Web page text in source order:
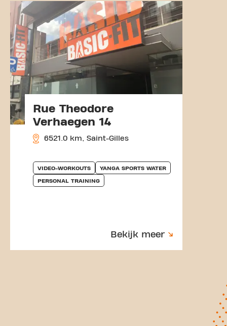
Rue Theodore
Verhaegen 14
6521.0 km, Saint-Gilles
VIDEO-WORKOUTS YANGA SPORTS WATER
PERSONAL TRAINING
Bekijk meer